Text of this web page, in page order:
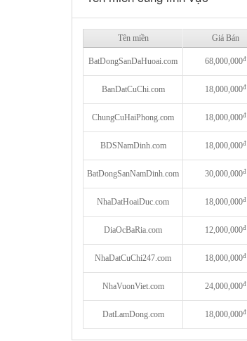
Tên miền Giá Bán
BatDongSanDaHuoai.com 68,000,000đ
BanDatCuChi.com 18,000,000đ
ChungCuHaiPhong.com 18,000,000đ
BDSNamDinh.com 18,000,000đ
BatDongSanNamDinh.com 30,000,000đ
NhaDatHoaiDuc.com 18,000,000đ
DiaOcBaRia.com 12,000,000đ
NhaDatCuChi247.com 18,000,000đ
NhaVuonViet.com 24,000,000đ
DatLamDong.com 18,000,000đ